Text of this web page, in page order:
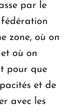
par le
fédération
zone, où on
où on
pour que
et de
avec les